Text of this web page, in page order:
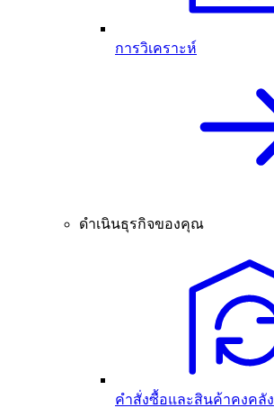
การวิเคราะห์
ดำเนินธุรกิจของคุณ
คำสั่งซื้อและสินค้าคงคลัง